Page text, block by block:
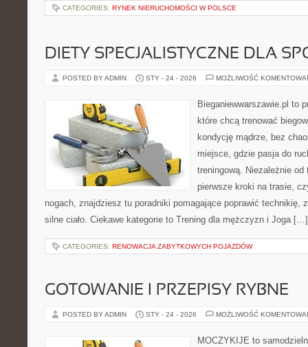
CATEGORIES: RYNEK NIERUCHOMOŚCI W POLSCE
DIETY SPECJALISTYCZNE DLA
POSTED BY ADMIN STY - 24 - 2026 MOŻLIWOŚĆ
Bieganiewwarszawie.pl to
które chcą trenować
kondycję mądrze, bez
miejsce, gdzie pasja do
treningową. Niezależnie
pierwsze kroki na trasie,
nogach, znajdziesz tu poradniki pomagające poprawić technikię,
silne ciało. Ciekawe kategorie to Trening dla mężczyzn i Joga […]
CATEGORIES: RENOWACJA ZABYTKOWYCH POJAZDÓW
GOTOWANIE I PRZEPISY RYBNE
POSTED BY ADMIN STY - 24 - 2026 MOŻLIWOŚĆ
MOCZYKIJE to